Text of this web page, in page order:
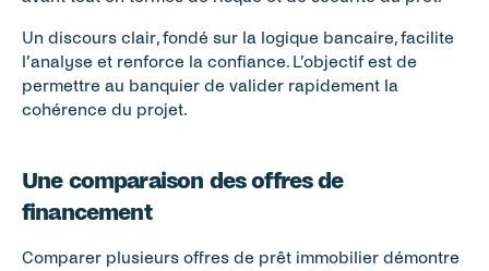
Un discours clair, fondé sur la logique bancaire, facilite
l’analyse et renforce la confiance. L’objectif est de
permettre au banquier de valider rapidement la
cohérence du projet.
Une comparaison des offres de
financement
Comparer plusieurs offres de prêt immobilier démontre